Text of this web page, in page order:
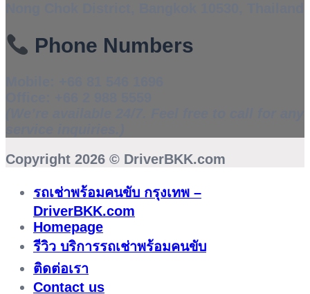
Phone Numbers
Copyright 2026 © DriverBKK.com
รถเช่าพร้อมคนขับ กรุงเทพ –
DriverBKK.com
Homepage
รีวิว บริการรถเช่าพร้อมคนขับ
ติดต่อเรา
Contact us